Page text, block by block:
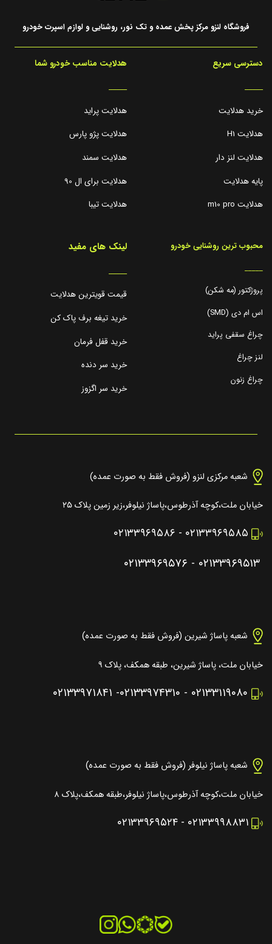
فروشگاه لنزو مرکز پخش عمده و تک نور، روشنایی و لوازم اسپرت خودرو
دسترسی سریع
_____
خرید هدلایت
هدلایت H1
هدلایت لنز دار
پایه هدلایت
هدلایت m10 pro
هدلایت مناسب خودرو شما
_____
هدلایت پراید
هدلایت پژو پارس
هدلایت سمند
هدلایت برای ال 90
هدلایت تیبا
محبوب ترین روشنایی خودرو
_____
پروژکتور (مه شکن)
اس ام دی (SMD)
چراغ سقفی پراید
لنز چراغ
چراغ زنون
لینک های مفید
_____
قیمت قویترین هدلایت
خرید تیغه برف پاک کن
خرید قفل فرمان
خرید سر دنده
خرید سر اگزوز
شعبه مرکزی لنزو (فروش فقط به صورت عمده)
خیابان ملت،کوچه آذرطوس،پاساژ نیلوفر،زیر زمین پلاک ۲۵
۰۲۱۳۳۹۶۹۵۸۵ - ۰۲۱۳۳۹۶۹۵۸۶
۰۲۱۳۳۹۶۹۵۱۳ - ۰۲۱۳۳۹۶۹۵۷۶
شعبه پاساژ شیرین (فروش فقط به صورت عمده)
خیابان ملت، پاساژ شیرین، طبقه همکف، پلاک ۹
۰۲۱۳۳۱۱۹۰۸۰ - ۰۲۱۳۳۹۷۴۳۱۰- ۰۲۱۳۳۹۷۱۸۴۱
شعبه پاساژ نیلوفر (فروش فقط به صورت عمده)
خیابان ملت،کوچه آذرطوس،پاساژ نیلوفر،طبقه همکف،پلاک ۸
۰۲۱۳۳۹۹۸۸۳۱ - ۰۲۱۳۳۹۶۹۵۲۴